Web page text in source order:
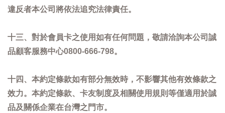
違反者本公司將依法追究法律責任。
十三、對於會員卡之使用如有任何問題，敬請洽詢本公司誠
品顧客服務中心0800-666-798。
十四、本約定條款如有部分無效時，不影響其他有效條款之
效力。本約定條款、卡友制度及相關使用規則等僅適用於誠
品及關係企業在台灣之門市。